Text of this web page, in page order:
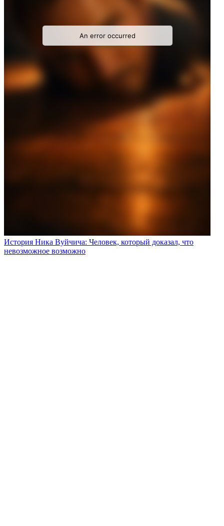
История Ника Вуйчича: Человек, который доказал, что
невозможное возможно